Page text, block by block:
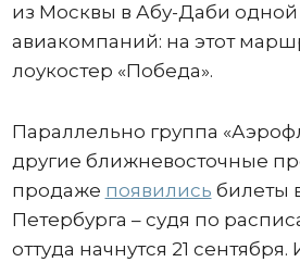
из Москвы в Абу-Даби одной
авиакомпаний: на этот
лоукостер «Победа».
Параллельно группа
другие ближневосточные
продаже появились билеты
Петербурга – судя по
оттуда начнутся 21